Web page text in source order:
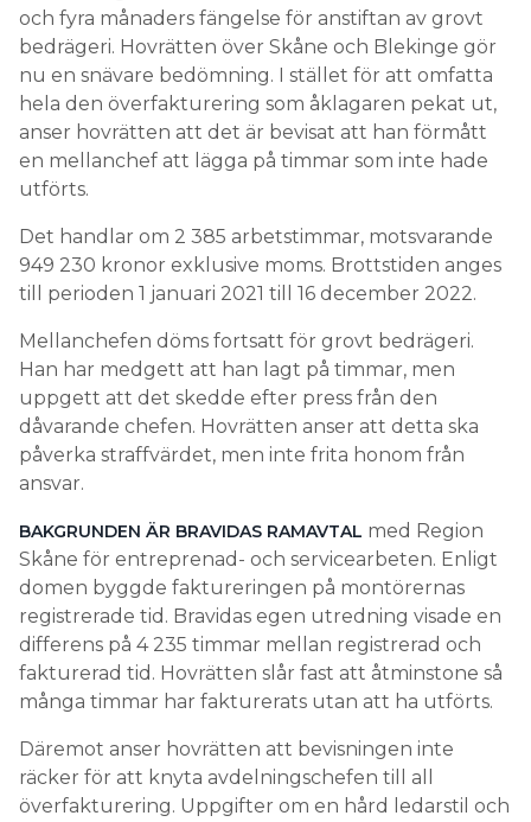
och fyra månaders fängelse för anstiftan av grovt
bedrägeri. Hovrätten över Skåne och Blekinge gör
nu en snävare bedömning. I stället för att omfatta
hela den överfakturering som åklagaren pekat ut,
anser hovrätten att det är bevisat att han förmått
en mellanchef att lägga på timmar som inte hade
utförts.
Det handlar om 2 385 arbetstimmar, motsvarande
949 230 kronor exklusive moms. Brottstiden anges
till perioden 1 januari 2021 till 16 december 2022.
Mellanchefen döms fortsatt för grovt bedrägeri.
Han har medgett att han lagt på timmar, men
uppgett att det skedde efter press från den
dåvarande chefen. Hovrätten anser att detta ska
påverka straffvärdet, men inte frita honom från
ansvar.
BAKGRUNDEN ÄR BRAVIDAS RAMAVTAL med Region
Skåne för entreprenad- och servicearbeten. Enligt
domen byggde faktureringen på montörernas
registrerade tid. Bravidas egen utredning visade en
differens på 4 235 timmar mellan registrerad och
fakturerad tid. Hovrätten slår fast att åtminstone så
många timmar har fakturerats utan att ha utförts.
Däremot anser hovrätten att bevisningen inte
räcker för att knyta avdelningschefen till all
överfakturering. Uppgifter om en hård ledarstil och